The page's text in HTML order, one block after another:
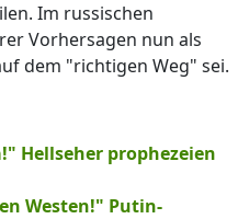
Im russischen
Vorhersagen nun als
dem "richtigen Weg" sei.
Hellseher prophezeien
Westen!" Putin-